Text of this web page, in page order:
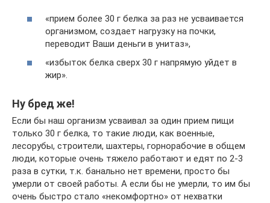
«прием более 30 г белка за раз не усваивается
организмом, создает нагрузку на почки,
переводит Ваши деньги в унитаз»,
«избыток белка сверх 30 г напрямую уйдет в
жир».
Ну бред же!
Если бы наш организм усваивал за один прием пищи
только 30 г белка, то такие люди, как военные,
лесорубы, строители, шахтеры, горнорабочие в общем
люди, которые очень тяжело работают и едят по 2-3
раза в сутки, т.к. банально нет времени, просто бы
умерли от своей работы. А если бы не умерли, то им бы
очень быстро стало «некомфортно» от нехватки